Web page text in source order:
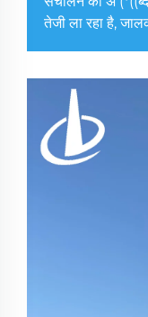
तेजी ला रहा है,